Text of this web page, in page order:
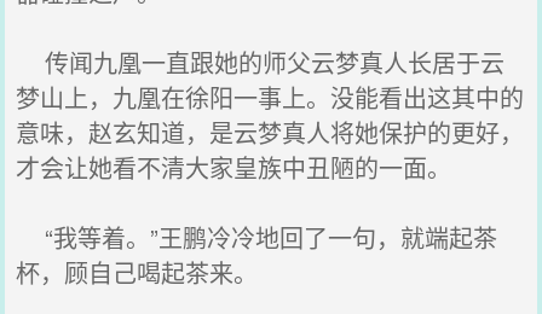
传闻九凰一直跟她的师父云梦真人长居于云
梦山上，九凰在徐阳一事上。没能看出这其中的
意味，赵玄知道，是云梦真人将她保护的更好，
才会让她看不清大家皇族中丑陋的一面。
“我等着。”王鹏冷冷地回了一句，就端起茶
杯，顾自己喝起茶来。